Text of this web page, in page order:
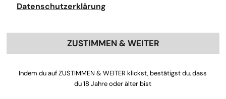
Datenschutzerklärung
ZUSTIMMEN & WEITER
Indem du auf ZUSTIMMEN & WEITER klickst, bestätigst du, dass
du 18 Jahre oder älter bist